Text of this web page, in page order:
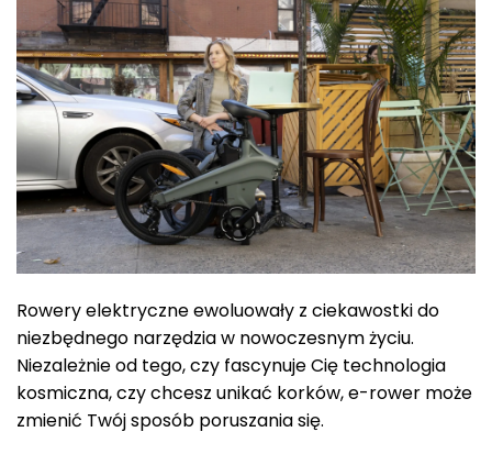
Rowery elektryczne ewoluowały z ciekawostki do
niezbędnego narzędzia w nowoczesnym życiu.
Niezależnie od tego, czy fascynuje Cię technologia
kosmiczna, czy chcesz unikać korków, e-rower może
zmienić Twój sposób poruszania się.